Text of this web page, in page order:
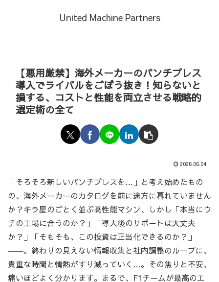
United Machine Partners
【悪用厳禁】海外メーカーのパンチプレス
導入でライバルをごぼう抜き！知らないと
損する、コストと性能を両立させる戦略的
選定術の全て
2026.06.04
「そろそろ新しいパンチプレスを…」と考え始めたもの
の、海外メーカーのカタログを前に途方に暮れていません
か？キラ星のごとく並ぶ高性能マシン、しかし「本当にウ
チの工場に合うのか？」「導入後のサポートは大丈夫
か？」「そもそも、この投資は正当化できるのか？」
――。終わりの見えない情報収集と社内調整のループに、
貴重な時間と情熱がすり減っていく…。その焦りと不安、
痛いほどよく分かります。まるで、F1チームが最高のエ